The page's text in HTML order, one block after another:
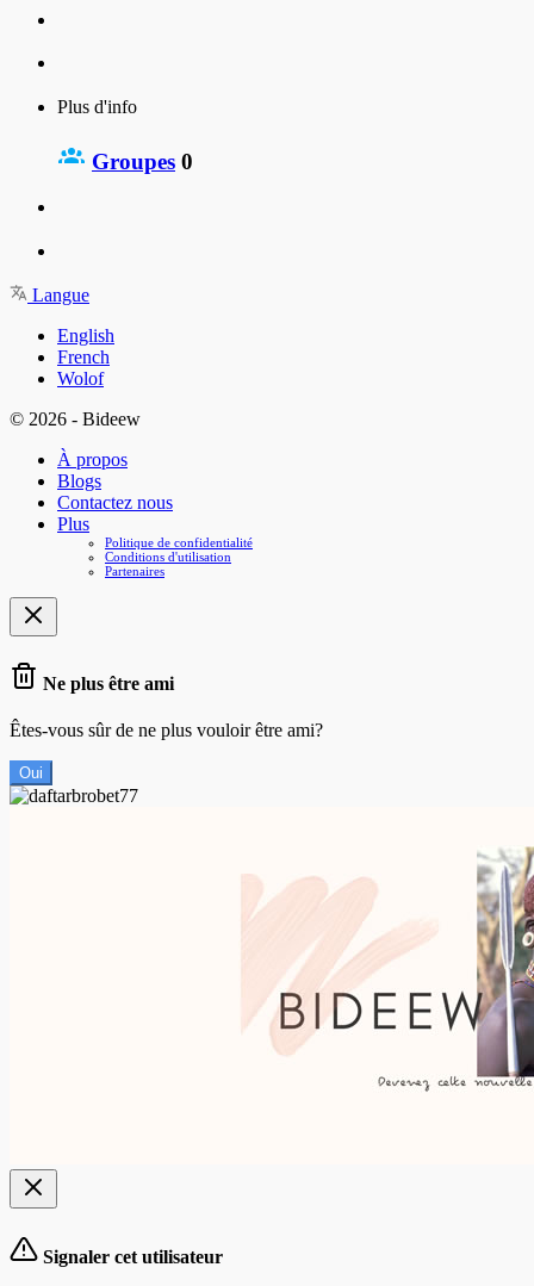
Plus d'info
Groupes 0
Langue
English
French
Wolof
© 2026 - Bideew
À propos
Blogs
Contactez nous
Plus
Politique de confidentialité
Conditions d'utilisation
Partenaires
Ne plus être ami
Êtes-vous sûr de ne plus vouloir être ami?
Oui
Signaler cet utilisateur